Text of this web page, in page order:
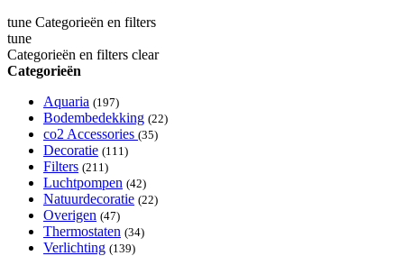
tune Categorieën en filters
tune
Categorieën en filters clear
Categorieën
Aquaria (197)
Bodembedekking (22)
co2 Accessories (35)
Decoratie (111)
Filters (211)
Luchtpompen (42)
Natuurdecoratie (22)
Overigen (47)
Thermostaten (34)
Verlichting (139)